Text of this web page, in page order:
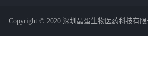
Copyright © 2020 深圳晶蛋生物医药科技有限